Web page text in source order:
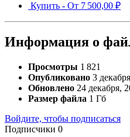
Купить - От 7 500,00 ₽
Информация о
Просмотры 1 821
Опубликовано 3
Обновлено 24 декабря,
Размер файла 1 Гб
Войдите, чтобы подписаться
Подписчики 0